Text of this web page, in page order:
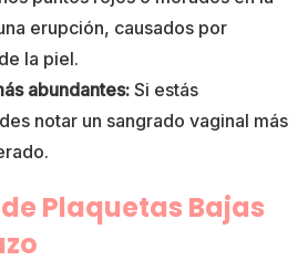
erupción, causados por
la piel.
abundantes:Si estás
notar un sangrado vaginal más
Plaquetas Bajas